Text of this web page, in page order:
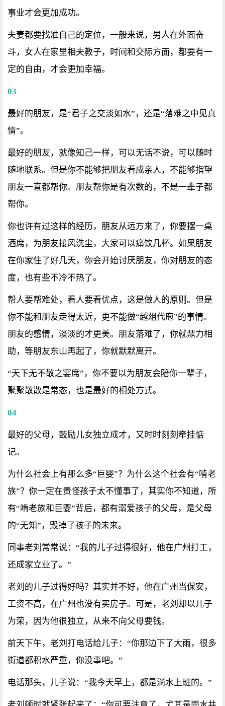
事业才会更加成功。
夫妻都要找准自己的定位，一般来说，男人在外面奋
斗，女人在家里相夫教子，时间和交际方面，都要有一
定的自由，才会更加幸福。
03
最好的朋友，是“君子之交淡如水”，还是“落难之中见真
情”。
最好的朋友，就像知己一样，可以无话不说，可以随时
随地联系。但是你不能够把朋友看成亲人，不能够指望
朋友一直都帮你。朋友帮你是有次数的，不是一辈子都
帮你。
你也许有过这样的经历，朋友从远方来了，你要摆一桌
酒席，为朋友接风洗尘，大家可以痛饮几杯。如果朋友
在你家住了好几天，你会开始讨厌朋友，你对朋友的态
度，也有些不冷不热了。
帮人要帮难处，看人要看优点，这是做人的原则。但是
你不能和朋友走得太近，更不能做“越俎代庖”的事情。
朋友的感情，淡淡的才更美。朋友落难了，你就鼎力相
助，等朋友东山再起了，你就默默离开。
“天下无不散之宴席”，你不要以为朋友会陪你一辈子，
聚聚散散是常态，也是最好的相处方式。
04
最好的父母，鼓励儿女独立成才，又时时刻刻牵挂惦
记。
为什么社会上有那么多“巨婴”？为什么这个社会有“啃老
族”？你一定在责怪孩子太不懂事了，其实你不知道，所
有“啃老族和巨婴”背后，都有溺爱孩子的父母，是父母
的“无知”，毁掉了孩子的未来。
同事老刘常常说：“我的儿子过得很好，他在广州打工，
还成家立业了。”
老刘的儿子过得好吗？其实并不好，他在广州当保安，
工资不高，在广州也没有买房子。可是，老刘却以儿子
为荣，因为他很独立，从来不向父母要钱。
前天下午，老刘打电话给儿子：“你那边下了大雨，很多
街道都积水严重，你没事吧。”
电话那头，儿子说：“我今天早上，都是淌水上班的。”